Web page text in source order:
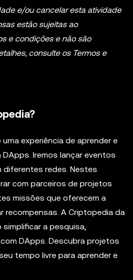
e/ou cancelar esta atividade
estão sujeitas ao
e condições e não são
consulte os Termos e
experiência de aprender e
Iremos lançar eventos
diferentes redes. Nestes
com parceiros de projetos
missões que oferecem a
recompensas. A Criptopedia da
a pesquisa,
DApps. Descubra projetos
tempo livre para aprender e